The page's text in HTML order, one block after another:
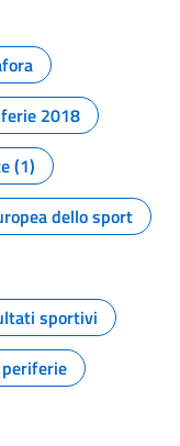
2018
(1)
dello sport
sportivi